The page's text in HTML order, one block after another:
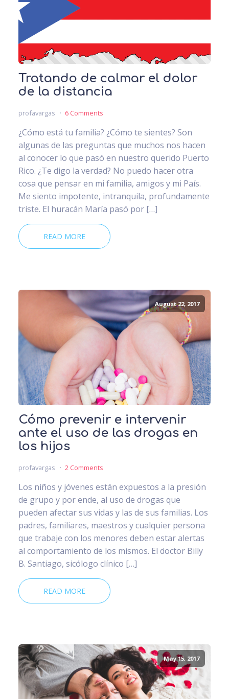
Tratando de calmar el dolor
de la distancia
profavargas 6 Comments
¿Cómo está tu familia? ¿Cómo te sientes? Son
algunas de las preguntas que muchos nos hacen
al conocer lo que pasó en nuestro querido Puerto
Rico. ¿Te digo la verdad? No puedo hacer otra
cosa que pensar en mi familia, amigos y mi País.
Me siento impotente, intranquila, profundamente
triste. El huracán María pasó por […]
READ MORE
August 22, 2017
Cómo prevenir e intervenir
ante el uso de las drogas en
los hijos
profavargas 2 Comments
Los niños y jóvenes están expuestos a la presión
de grupo y por ende, al uso de drogas que
pueden afectar sus vidas y las de sus familias. Los
padres, familiares, maestros y cualquier persona
que trabaje con los menores deben estar alertas
al comportamiento de los mismos. El doctor Billy
B. Santiago, sicólogo clínico […]
READ MORE
May 15, 2017